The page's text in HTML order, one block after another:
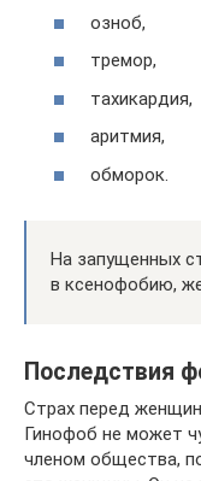
озноб,
тремор,
тахикардия,
аритмия,
обморок.
На запущенных
в ксенофобию,
Последствия
Страх перед
Гинофоб не может
членом общества,